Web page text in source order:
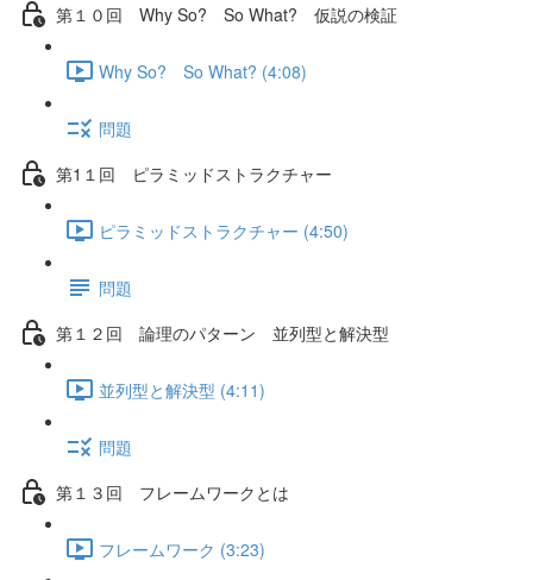
第１０回 Why So? So What? 仮説の検証
Why So? So What? (4:08)
問題
第1１回 ピラミッドストラクチャー
ピラミッドストラクチャー (4:50)
問題
第１２回 論理のパターン 並列型と解決型
並列型と解決型 (4:11)
問題
第１３回 フレームワークとは
フレームワーク (3:23)